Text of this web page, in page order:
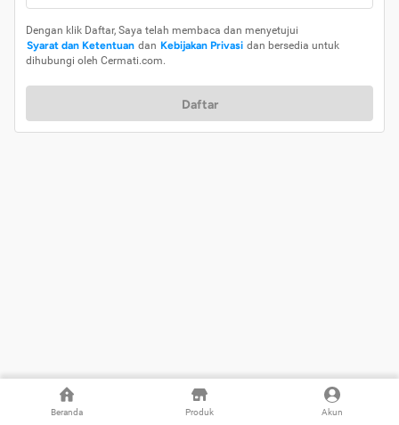
Beranda Produk Akun
Dengan klik Daftar, Saya telah membaca dan menyetujui
Syarat dan Ketentuan dan Kebijakan Privasi dan bersedia untuk
dihubungi oleh Cermati.com.
Daftar